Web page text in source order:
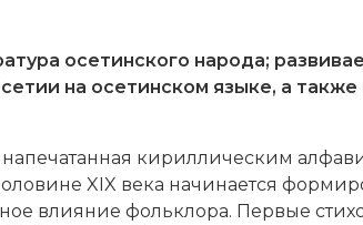
осетинского на­ро­да;
на осе­тин­ском язы­ке, а так­же
ки­рил­лическим
XIX века на­чи­на­ет­ся
влия­ние фольк­ло­ра. Пер­вые